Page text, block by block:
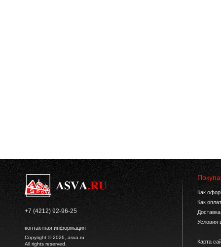
+7 (4212) 92-96-25
контактная информация
Copyright © 2026, asva.ru
All rights reserved.
Как
Как
Условия
Карта